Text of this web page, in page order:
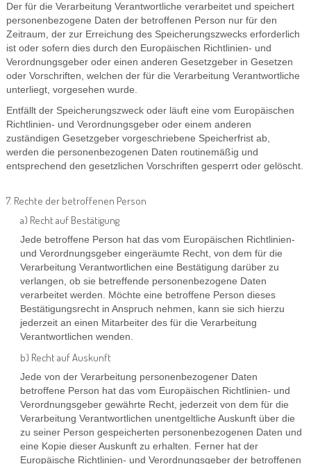
Der für die Verarbeitung Verantwortliche verarbeitet und speichert
personenbezogene Daten der betroffenen Person nur für den
Zeitraum, der zur Erreichung des Speicherungszwecks erforderlich
ist oder sofern dies durch den Europäischen Richtlinien- und
Verordnungsgeber oder einen anderen Gesetzgeber in Gesetzen
oder Vorschriften, welchen der für die Verarbeitung Verantwortliche
unterliegt, vorgesehen wurde.
Entfällt der Speicherungszweck oder läuft eine vom Europäischen
Richtlinien- und Verordnungsgeber oder einem anderen
zuständigen Gesetzgeber vorgeschriebene Speicherfrist ab,
werden die personenbezogenen Daten routinemäßig und
entsprechend den gesetzlichen Vorschriften gesperrt oder gelöscht.
7. Rechte der betroffenen Person
a) Recht auf Bestätigung
Jede betroffene Person hat das vom Europäischen Richtlinien-
und Verordnungsgeber eingeräumte Recht, von dem für die
Verarbeitung Verantwortlichen eine Bestätigung darüber zu
verlangen, ob sie betreffende personenbezogene Daten
verarbeitet werden. Möchte eine betroffene Person dieses
Bestätigungsrecht in Anspruch nehmen, kann sie sich hierzu
jederzeit an einen Mitarbeiter des für die Verarbeitung
Verantwortlichen wenden.
b) Recht auf Auskunft
Jede von der Verarbeitung personenbezogener Daten
betroffene Person hat das vom Europäischen Richtlinien- und
Verordnungsgeber gewährte Recht, jederzeit von dem für die
Verarbeitung Verantwortlichen unentgeltliche Auskunft über die
zu seiner Person gespeicherten personenbezogenen Daten und
eine Kopie dieser Auskunft zu erhalten. Ferner hat der
Europäische Richtlinien- und Verordnungsgeber der betroffenen